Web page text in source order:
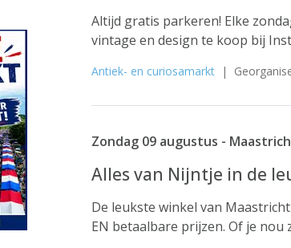
Altijd gratis parkeren! Elke
vintage en design te koop bij
Antiek- en curiosamarkt |
Zondag 09 augustus -
Alles van Nijntje in de
De leukste winkel van
EN betaalbare prijzen. Of je nou